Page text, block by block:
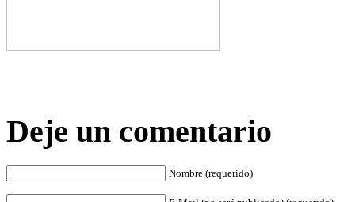
Deje un comentario
Nombre (requerido)